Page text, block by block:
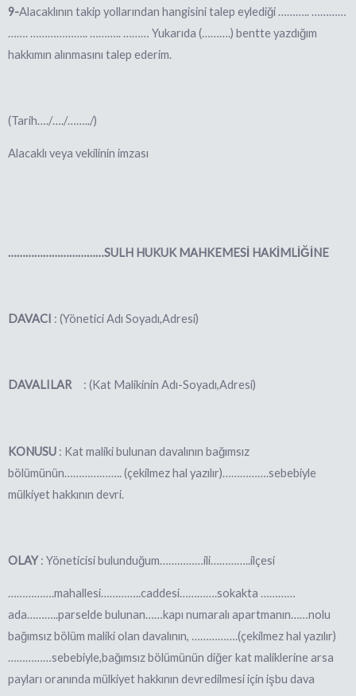
9-Alacaklının takip yollarından hangisini talep eylediği ……….. …………
……. ……………….. ……….. ……… Yukarıda (……….) bentte yazdığım
hakkımın alınmasını talep ederim.
(Tarih…./…./……../)
Alacaklı veya vekilinin imzası
……………………………SULH HUKUK MAHKEMESİ HAKİMLİĞİNE
DAVACI : (Yönetici Adı Soyadı,Adresi)
DAVALILAR : (Kat Malikinin Adı-Soyadı,Adresi)
KONUSU : Kat maliki bulunan davalının bağımsız
bölümünün……………….. (çekilmez hal yazılır)…………….sebebiyle
mülkiyet hakkının devri.
OLAY: Yöneticisi bulunduğum……………ili…………..ilçesi
…………….mahallesi…………..caddesi………….sokakta …………
ada………..parselde bulunan……kapı numaralı apartmanın……nolu
bağımsız bölüm maliki olan davalının, …………….(çekilmez hal yazılır)
……………sebebiyle,bağımsız bölümünün diğer kat maliklerine arsa
payları oranında mülkiyet hakkının devredilmesi için işbu dava